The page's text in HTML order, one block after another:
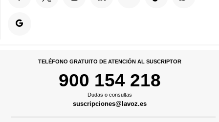
TELÉFONO GRATUITO DE ATENCIÓN AL SUSCRIPTOR
900 154 218
Dudas o consultas
suscripciones@lavoz.es